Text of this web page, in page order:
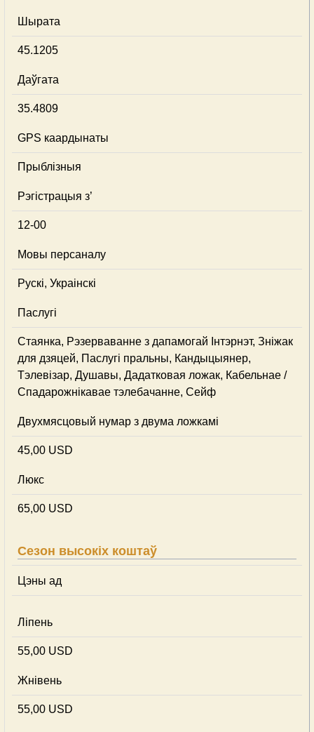
Шырата
45.1205
Даўгата
35.4809
GPS каардынаты
Прыблізныя
Рэгістрацыя з’
12-00
Мовы персаналу
Рускі, Украінскі
Паслугі
Стаянка, Рэзерваванне з дапамогай Інтэрнэт, Зніжак
для дзяцей, Паслугі пральны, Кандыцыянер,
Тэлевізар, Душавы, Дадатковая ложак, Кабельнае /
Спадарожнiкавае тэлебачанне, Сейф
Двухмясцовый нумар з двума ложкамі
45,00 USD
Люкс
65,00 USD
Сезон высокіх коштаў
Цэны ад
Ліпень
55,00 USD
Жнівень
55,00 USD